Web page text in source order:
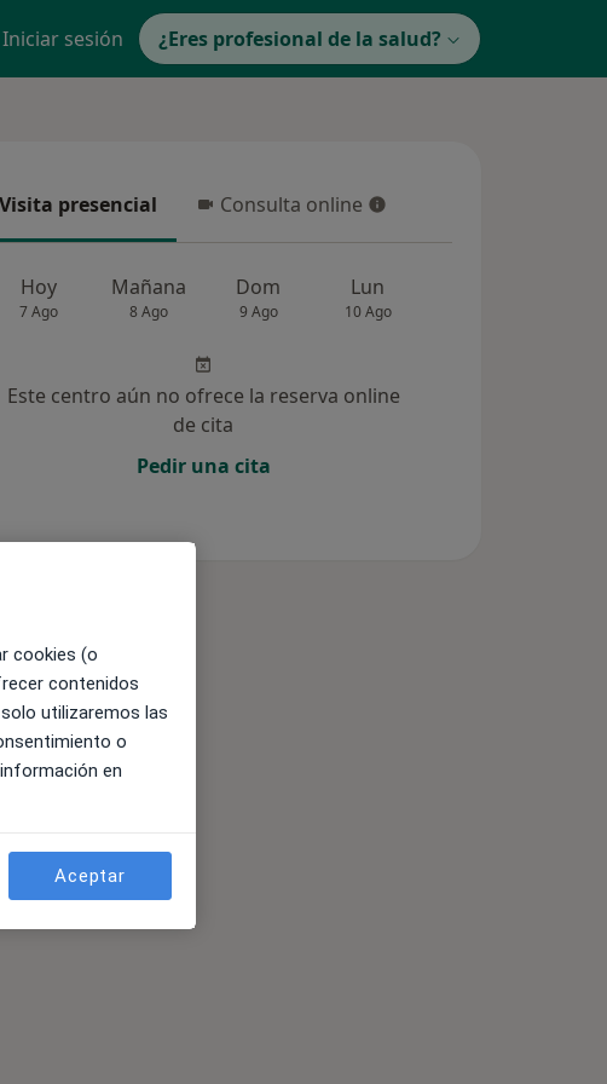
Iniciar sesión ¿Eres profesional de la salud?
presencial
Visita presencial Consulta online
Consulta online
Hoy
7 Ago
Mañana
8 Ago
Dom
9 Ago
Lun
10 Ago
Este centro aún no ofrece la reserva online
de cita
Pedir una cita
cookies (o
contenidos
utilizaremos las
o
en
Aceptar